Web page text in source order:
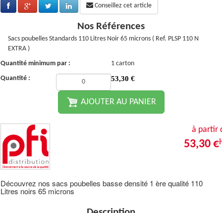
Conseillez cet article
Nos Références
Sacs poubelles Standards 110 Litres Noir 65 microns ( Ref. PLSP 110 N
EXTRA )
Quantité minimum par :
1 carton
Quantité :
53,30 €
AJOUTER AU PANIER
à partir
53,30 €
Découvrez nos sacs poubelles basse densité 1 ère qualité 110
Litres noirs 65 microns